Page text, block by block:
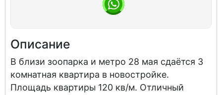
Описание
В близи зоопарка и метро 28 мая сдаётся 3
комнатная квартира в новостройке.
Площадь квартиры 120 кв/м. Отличный